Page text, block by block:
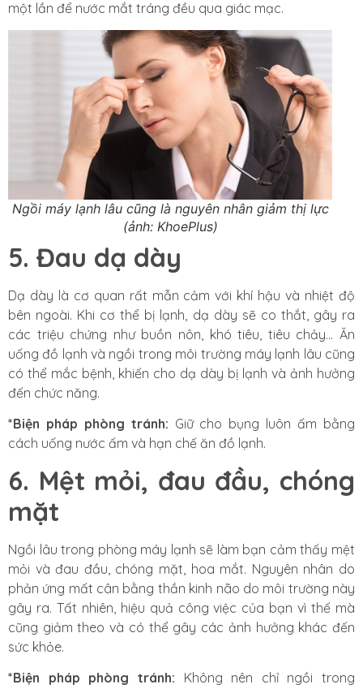
một lần để nước mắt tráng đều qua giác mạc.
Ngồi máy lạnh lâu cũng là nguyên nhân giảm thị lực
(ảnh: KhoePlus)
5. Đau dạ dày
Dạ dày là cơ quan rất mẫn cảm với khí hậu và nhiệt độ
bên ngoài. Khi cơ thể bị lạnh, dạ dày sẽ co thắt, gây ra
các triệu chứng như buồn nôn, khó tiêu, tiêu chảy… Ăn
uống đồ lạnh và ngồi trong môi trường máy lạnh lâu cũng
có thể mắc bệnh, khiến cho dạ dày bị lạnh và ảnh hưởng
đến chức năng.
*Biện pháp phòng tránh: Giữ cho bụng luôn ấm bằng
cách uống nước ấm và hạn chế ăn đồ lạnh.
6. Mệt mỏi, đau đầu, chóng
mặt
Ngồi lâu trong phòng máy lạnh sẽ làm bạn cảm thấy mệt
mỏi và đau đầu, chóng mặt, hoa mắt. Nguyên nhân do
phản ứng mất cân bằng thần kinh não do môi trường này
gây ra. Tất nhiên, hiệu quả công việc của bạn vì thế mà
cũng giảm theo và có thể gây các ảnh hưởng khác đến
sức khỏe.
*Biện pháp phòng tránh: Không nên chỉ ngồi trong